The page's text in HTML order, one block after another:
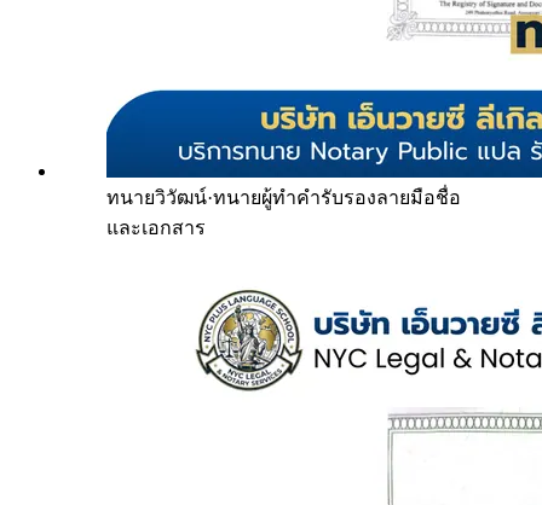
ทนายวิวัฒน์·ทนายผู้ทำคำรับรองลายมือชื่อ
และเอกสาร